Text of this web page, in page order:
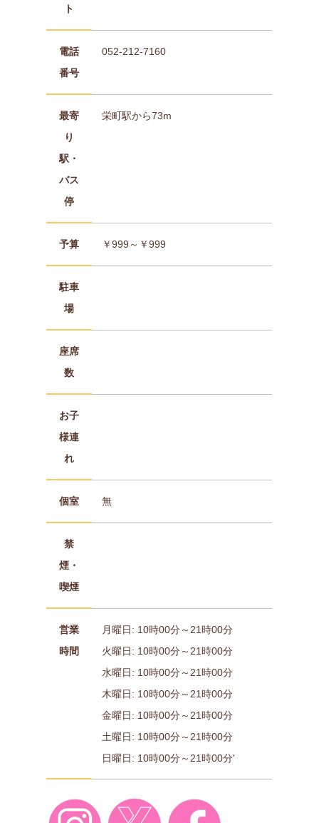
ト
電話
番号
052-212-7160
最寄
り
駅・
バス
停
栄町駅から73m
予算 ￥999～￥999
駐車
場
座席
数
お子
様連
れ
個室 無
禁
煙・
喫煙
営業
時間
月曜日: 10時00分～21時00分
火曜日: 10時00分～21時00分
水曜日: 10時00分～21時00分
木曜日: 10時00分～21時00分
金曜日: 10時00分～21時00分
土曜日: 10時00分～21時00分
日曜日: 10時00分～21時00分'